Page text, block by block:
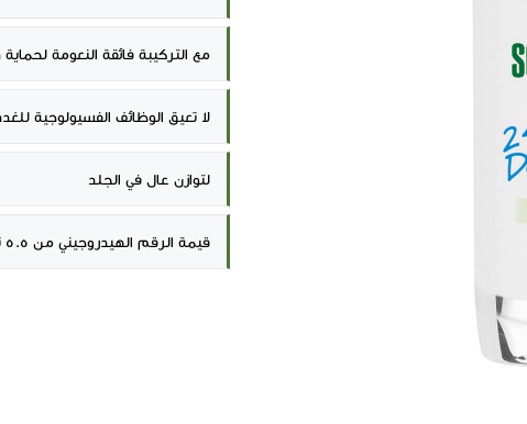
مع التركيبة فائقة النعومة
لا تعيق الوظائف الفسيولوجية
لتوازن عال في الجلد
قيمة الرقم الهيدروجيني من 5.5 تدعم النظام البيئي الطبيعي للبشرة لإزالة الروائح الكريهة